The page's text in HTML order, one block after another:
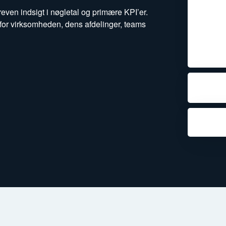
indsigt i nøgletal og primære KPI’er.
virksomheden, dens afdelinger, teams